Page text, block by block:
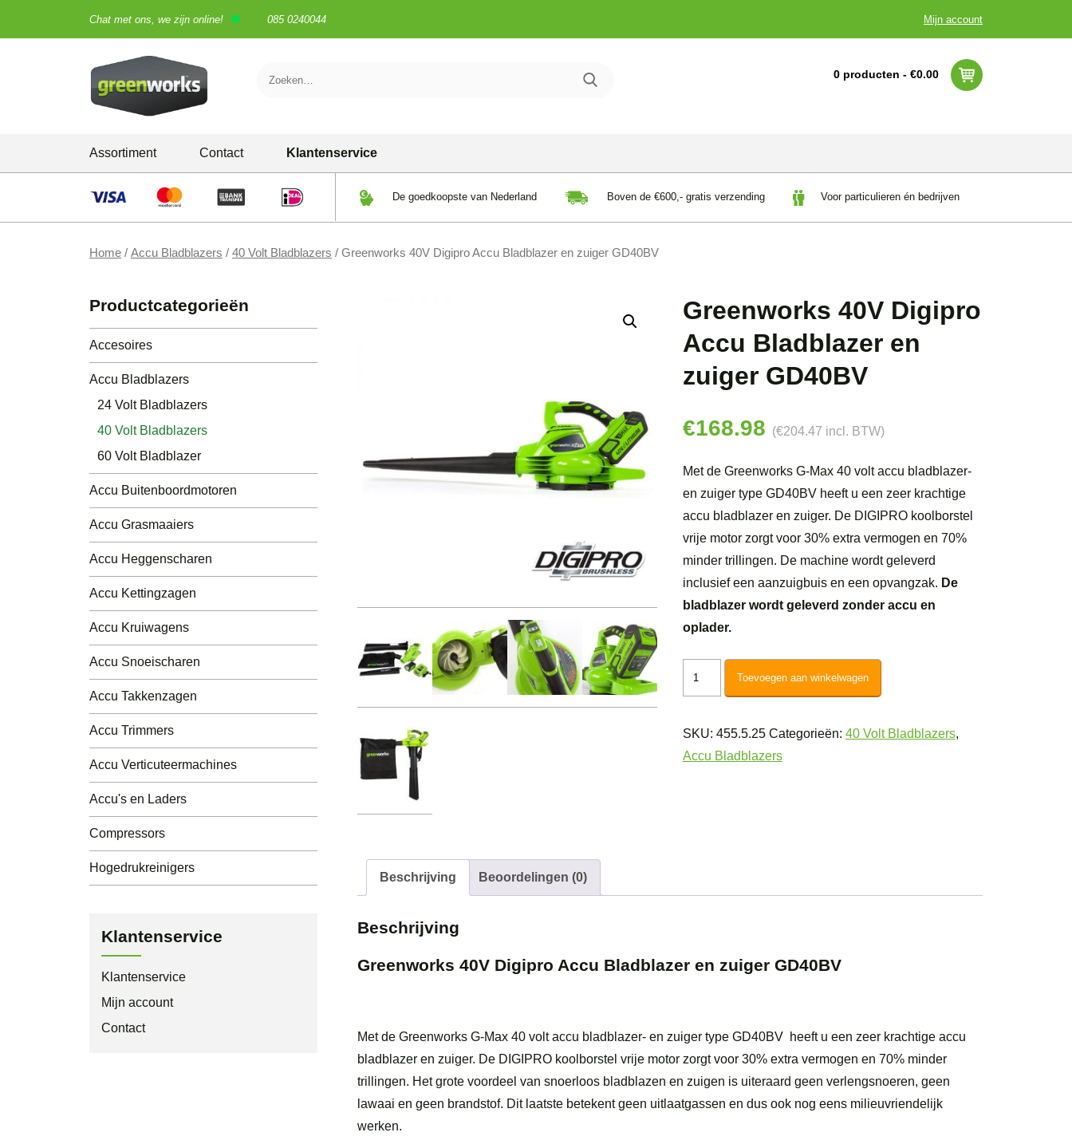
Chat met ons, we zijn online! 085 0240044 Mijn account
0 producten - €0.00
content
Assortiment
Grastrimmers
Grasmaaiers
Heggenscharen
Kettingzagen
Andere
Contact Klantenservice
De goedkoopste van Nederland Boven de €600,- gratis verzending Voor particulieren én bedrijven
Home / Accu Bladblazers / 40 Volt Bladblazers / Greenworks 40V Digipro Accu Bladblazer en zuiger GD40BV
Greenworks 40V Digipro
Accu Bladblazer en
zuiger GD40BV
€168.98 (€204.47 incl. BTW)
Met de Greenworks G-Max 40 volt accu bladblazer-
en zuiger type GD40BV heeft u een zeer krachtige
accu bladblazer en zuiger. De DIGIPRO koolborstel
vrije motor zorgt voor 30% extra vermogen en 70%
minder trillingen. De machine wordt geleverd
inclusief een aanzuigbuis en een opvangzak. De
bladblazer wordt geleverd zonder accu en
oplader.
Accu
Bladblazer
Toevoegen aan winkelwagen
SKU: 455.5.25 Categorieën: 40 Volt Bladblazers,
Accu Bladblazers
Beschrijving Beoordelingen (0)
Beschrijving
Greenworks 40V Digipro Accu Bladblazer en zuiger GD40BV
Met de Greenworks G-Max 40 volt accu bladblazer- en zuiger type GD40BV heeft u een zeer krachtige accu
bladblazer en zuiger. De DIGIPRO koolborstel vrije motor zorgt voor 30% extra vermogen en 70% minder
trillingen. Het grote voordeel van snoerloos bladblazen en zuigen is uiteraard geen verlengsnoeren, geen
lawaai en geen brandstof. Dit laatste betekent geen uitlaatgassen en dus ook nog eens milieuvriendelijk
werken.
Productcategorieën
Accesoires
Accu Bladblazers
24 Volt Bladblazers
40 Volt Bladblazers
60 Volt Bladblazer
Accu Buitenboordmotoren
Accu Grasmaaiers
Accu Heggenscharen
Accu Kettingzagen
Accu Kruiwagens
Accu Snoeischaren
Accu Takkenzagen
Accu Trimmers
Accu Verticuteermachines
Accu's en Laders
Compressors
Hogedrukreinigers
Klantenservice
Klantenservice
Mijn account
Contact